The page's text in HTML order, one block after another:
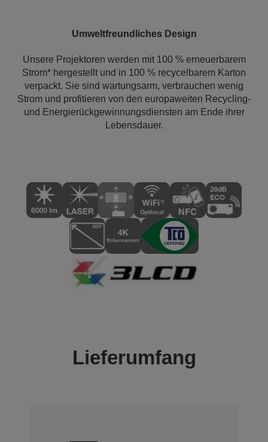
Umweltfreundliches Design
Unsere Projektoren werden mit 100 % erneuerbarem
Strom* hergestellt und in 100 % recycelbarem Karton
verpackt. Sie sind wartungsarm, verbrauchen wenig
Strom und profitieren von den europaweiten Recycling-
und Energierückgewinnungsdiensten am Ende ihrer
Lebensdauer.
Lieferumfang